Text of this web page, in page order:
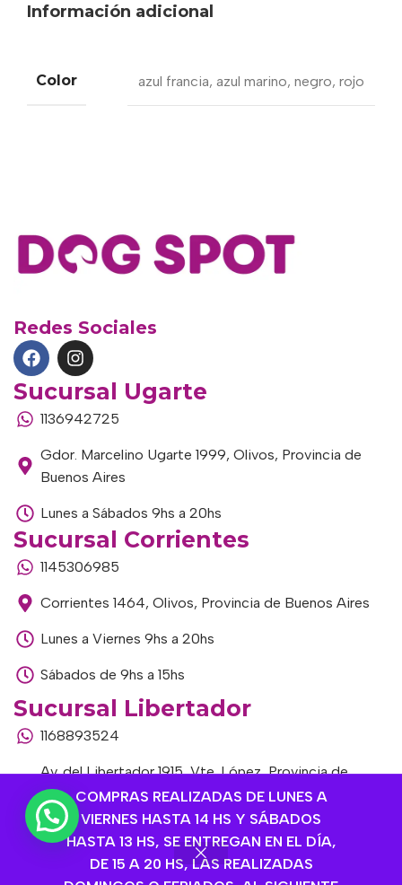
COMPRAS REALIZADAS DE LUNES A
VIERNES HASTA 14 HS Y SÁBADOS
HASTA 13 HS, SE ENTREGAN EN EL DÍA,
DE 15 A 20 HS, LAS REALIZADAS
Información adicional
Color azul francia, azul marino, negro, rojo
Redes Sociales
Sucursal Ugarte
1136942725
Gdor. Marcelino Ugarte 1999, Olivos, Provincia de
Buenos Aires
Lunes a Sábados 9hs a 20hs
Sucursal Corrientes
1145306985
Corrientes 1464, Olivos, Provincia de Buenos Aires
Lunes a Viernes 9hs a 20hs
Sábados de 9hs a 15hs
Sucursal Libertador
1168893524
Av. del Libertador 1915, Vte. López, Provincia de
Buenos Aires
Lunes a Viernes de 9hs a 13hs / 16hs a 20hs
Sábados de 9hs a 15hs